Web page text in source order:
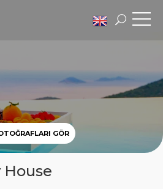
GÖR
House